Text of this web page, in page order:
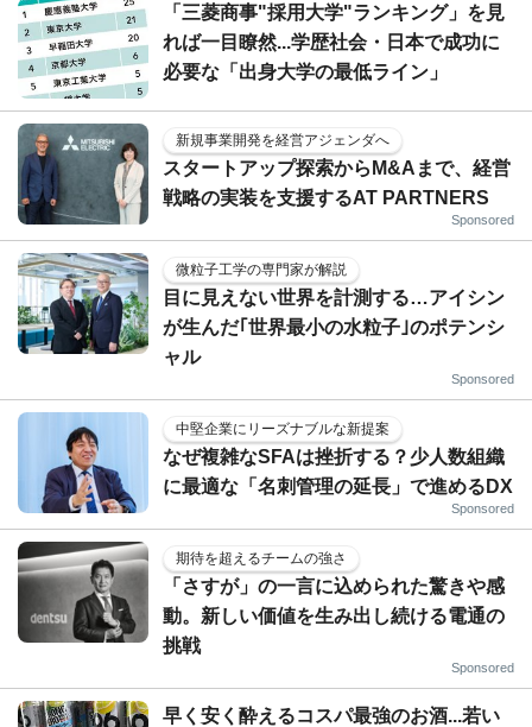
「三菱商事"採用大学"ランキング」を見
れば一目瞭然...学歴社会・日本で成功に
必要な「出身大学の最低ライン」
新規事業開発を経営アジェンダへ
スタートアップ探索からM&Aまで、経営
戦略の実装を支援するAT PARTNERS
Sponsored
微粒子工学の専門家が解説
目に見えない世界を計測する…アイシン
が生んだ｢世界最小の水粒子｣のポテンシ
ャル
Sponsored
中堅企業にリーズナブルな新提案
なぜ複雑なSFAは挫折する？少人数組織
に最適な「名刺管理の延長」で進めるDX
Sponsored
期待を超えるチームの強さ
「さすが」の一言に込められた驚きや感
動。新しい価値を生み出し続ける電通の
挑戦
Sponsored
早く安く酔えるコスパ最強のお酒...若い